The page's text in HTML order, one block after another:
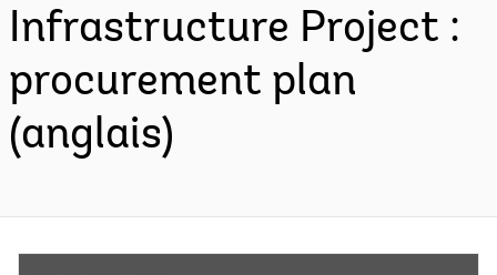
Infrastructure Project :
procurement plan
(anglais)